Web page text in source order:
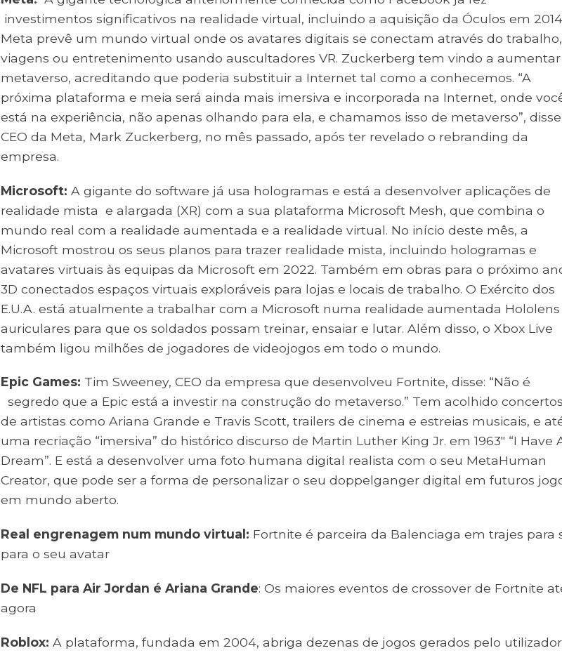
investimentos significativos na realidade virtual, incluindo a aquisição da Óculos em
Meta prevê um mundo virtual onde os avatares digitais se conectam através do trabalho,
viagens ou entretenimento usando auscultadores VR. Zuckerberg tem vindo a
metaverso, acreditando que poderia substituir a Internet tal como a conhecemos. “A
próxima plataforma e meia será ainda mais imersiva e incorporada na Internet, onde
está na experiência, não apenas olhando para ela, e chamamos isso de metaverso”,
CEO da Meta, Mark Zuckerberg, no mês passado, após ter revelado o rebranding da
empresa.
Microsoft: A gigante do software já usa hologramas e está a desenvolver aplicações de
realidade mista e alargada (XR) com a sua plataforma Microsoft Mesh, que combina o
mundo real com a realidade aumentada e a realidade virtual. No início deste mês, a
Microsoft mostrou os seus planos para trazer realidade mista, incluindo hologramas e
avatares virtuais às equipas da Microsoft em 2022. Também em obras para o próximo
3D conectados espaços virtuais exploráveis para lojas e locais de trabalho. O Exército dos
E.U.A. está atualmente a trabalhar com a Microsoft numa realidade aumentada
auriculares para que os soldados possam treinar, ensaiar e lutar. Além disso, o Xbox Live
também ligou milhões de jogadores de videojogos em todo o mundo.
Epic Games: Tim Sweeney, CEO da empresa que desenvolveu Fortnite, disse: “Não é
segredo que a Epic está a investir na construção do metaverso.” Tem acolhido
de artistas como Ariana Grande e Travis Scott, trailers de cinema e estreias musicais, e
uma recriação “imersiva” do histórico discurso de Martin Luther King Jr. em 1963″ “I Have
Dream”. E está a desenvolver uma foto humana digital realista com o seu MetaHuman
Creator, que pode ser a forma de personalizar o seu doppelganger digital em futuros
em mundo aberto.
Real engrenagem num mundo virtual: Fortnite é parceira da Balenciaga em trajes para
para o seu avatar
De NFL para Air Jordan é Ariana Grande: Os maiores eventos de crossover de Fortnite
agora
Roblox: A plataforma, fundada em 2004, abriga dezenas de jogos gerados pelo